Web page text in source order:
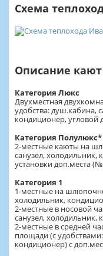
Схема
Описание кают
Категория Люкс
Двухместная
удобства: душ.кабина,
кондиционер, угловой
Категория Полулюкс*
2-местные каюты на
санузел,
установки доп.места
Категория 1
1-местные на
холодильник,
2-местные в носовой
санузел, холодильник,
2-местные в средней
площади (с
кондиционер) с